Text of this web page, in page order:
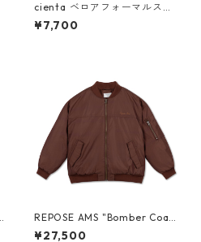
cienta ベロアフォーマルスト
ラップシューズ 37/38/39 ブ
ラックNEGRO
¥7,700
REPOSE AMS "Bomber Coa
t" 10Y- 16Y
¥27,500